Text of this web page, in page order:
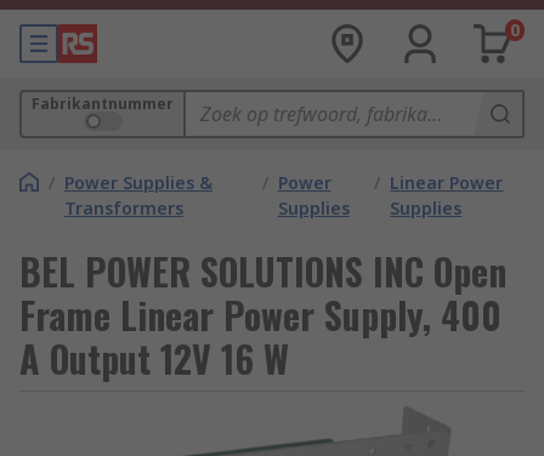
0
Fabrikantnummer
/ Power Supplies &
Transformers
/ Power
Supplies
/ Linear Power
Supplies
BEL POWER SOLUTIONS INC Open
Frame Linear Power Supply, 400
A Output 12V 16 W